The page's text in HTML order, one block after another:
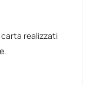
realizzati